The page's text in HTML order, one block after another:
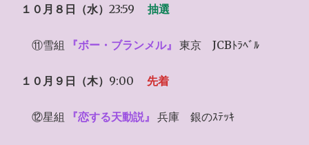
１０月８日（水） 23:59 抽選
⑪雪組 『ボー・ブランメル』 東京 JCBﾄﾗﾍﾞﾙ
１０月９日（木） 9:00 先着
⑫星組 『恋する天動説』 兵庫 銀のｽﾃｯｷ